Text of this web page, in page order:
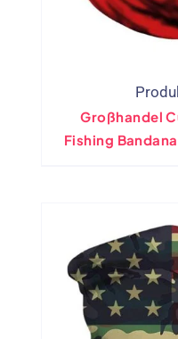
Großhandel
Fishing